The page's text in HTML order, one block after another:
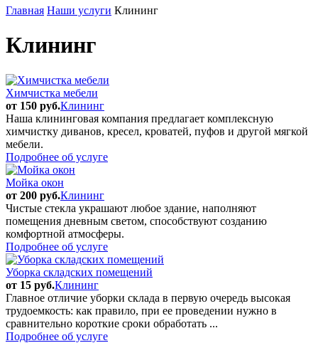
Главная Наши услуги Клининг
Клининг
Химчистка мебели
от 150 руб.Клининг
Наша клининговая компания предлагает комплексную
химчистку диванов, кресел, кроватей, пуфов и другой мягкой
мебели.
Подробнее об услуге
Мойка окон
от 200 руб.Клининг
Чистые стекла украшают любое здание, наполняют
помещения дневным светом, способствуют созданию
комфортной атмосферы.
Подробнее об услуге
Уборка складских помещений
от 15 руб.Клининг
Главное отличие уборки склада в первую очередь высокая
трудоемкость: как правило, при ее проведении нужно в
сравнительно короткие сроки обработать ...
Подробнее об услуге